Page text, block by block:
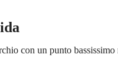
con un punto